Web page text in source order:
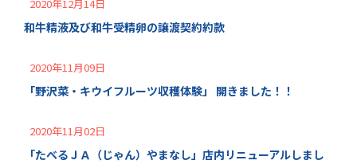
2020年12月14日
和牛精液及び和牛受精卵の譲渡契約約款
2020年11月09日
「野沢菜・キウイフルーツ収穫体験」 開きました！！
2020年11月02日
「たべるＪＡ（じゃん）やまなし」店内リニューアルしまし